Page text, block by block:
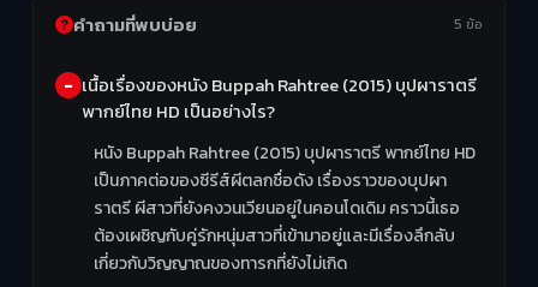
คำถามที่พบบ่อย 5 ข้อ
เนื้อเรื่องของหนัง Buppah Rahtree (2015) บุปผาราตรี
พากย์ไทย HD เป็นอย่างไร?
หนัง Buppah Rahtree (2015) บุปผาราตรี พากย์ไทย HD
เป็นภาคต่อของซีรีส์ผีตลกชื่อดัง เรื่องราวของบุปผา
ราตรี ผีสาวที่ยังคงวนเวียนอยู่ในคอนโดเดิม คราวนี้เธอ
ต้องเผชิญกับคู่รักหนุ่มสาวที่เข้ามาอยู่และมีเรื่องลึกลับ
เกี่ยวกับวิญญาณของทารกที่ยังไม่เกิด